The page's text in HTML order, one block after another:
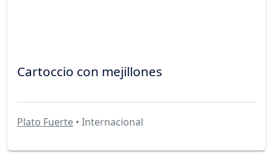
Cartoccio con mejillones
Plato Fuerte • Internacional